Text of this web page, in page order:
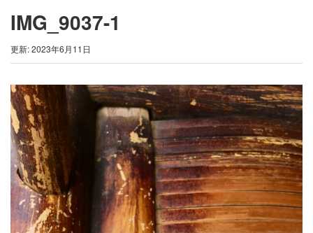
IMG_9037-1
更新: 2023年6月11日